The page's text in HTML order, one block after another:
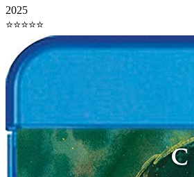
2025
⭐⭐⭐⭐⭐